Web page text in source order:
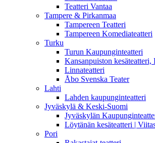
Teatteri Vantaa
Tampere & Pirkanmaa
Tampereen Teatteri
Tampereen Komediateatteri
Turku
Turun Kaupunginteatteri
Kansanpuiston kesäteatteri,
Linnateatteri
Åbo Svenska Teater
Lahti
Lahden kaupunginteatteri
Jyväskylä & Keski-Suomi
Jyväskylän
Löytänän kesäteatteri |
Pori